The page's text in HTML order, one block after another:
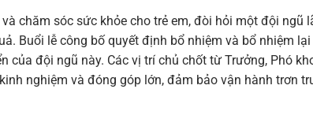
chăm sóc sức khỏe cho trẻ em, đòi hỏi một đội ngũ
Buổi lễ công bố quyết định bổ nhiệm và bổ nhiệm lại
đội ngũ này. Các vị trí chủ chốt từ Trưởng, Phó
nghiệm và đóng góp lớn, đảm bảo vận hành trơn